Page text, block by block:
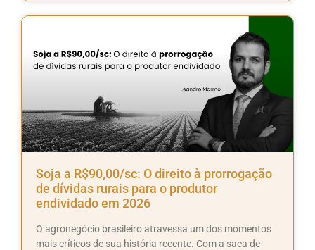
Soja a R$90,00/sc: O direito à prorrogação
de dívidas rurais para o produtor
endividado em 2026
O agronegócio brasileiro atravessa um dos momentos
mais críticos de sua história recente. Com a saca de